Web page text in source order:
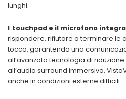
lunghi.
Il touchpad e il microfono
rispondere, rifiutare o terminare le
tocco, garantendo una
all’avanzata tecnologia di
all’audio surround immersivo,
anche in condizioni esterne difficili.